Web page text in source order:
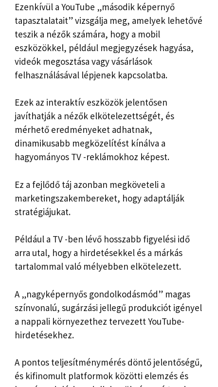
Ezenkívül a YouTube „második képernyő
tapasztalatait” vizsgálja meg, amelyek lehetővé
teszik a nézők számára, hogy a mobil
eszközökkel, például megjegyzések hagyása,
videók megosztása vagy vásárlások
felhasználásával lépjenek kapcsolatba.
Ezek az interaktív eszközök jelentősen
javíthatják a nézők elkötelezettségét, és
mérhető eredményeket adhatnak,
dinamikusabb megközelítést kínálva a
hagyományos TV -reklámokhoz képest.
Ez a fejlődő táj azonban megköveteli a
marketingszakembereket, hogy adaptálják
stratégiájukat.
Például a TV -ben lévő hosszabb figyelési idő
arra utal, hogy a hirdetésekkel és a márkás
tartalommal való mélyebben elkötelezett.
A „nagyképernyős gondolkodásmód” magas
színvonalú, sugárzási jellegű produkciót igényel
a nappali környezethez tervezett YouTube-
hirdetésekhez.
A pontos teljesítménymérés döntő jelentőségű,
és kifinomult platformok közötti elemzés és